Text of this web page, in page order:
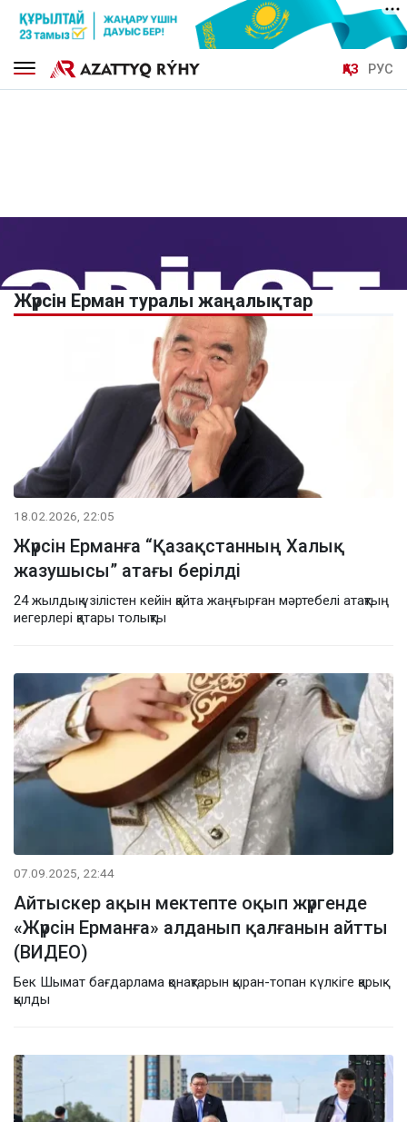
ҚАЗ РУС
Жүрсін Ерман туралы жаңалықтар
18.02.2026, 22:05
Жүрсін Ерманға “Қазақстанның Халық
жазушысы” атағы берілді
24 жылдық үзілістен кейін қайта жаңғырған мәртебелі атақтың
иегерлері қатары толықты
07.09.2025, 22:44
Айтыскер ақын мектепте оқып жүргенде
«Жүрсін Ерманға» алданып қалғанын айтты
(ВИДЕО)
Бек Шымат бағдарлама қонақтарын қыран-топан күлкіге қарық
қылды